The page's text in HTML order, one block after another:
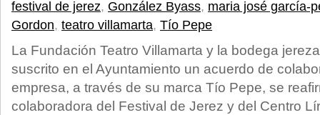
festival de jerez, González Byass, maria josé garcía-
Gordon, teatro villamarta, Tío Pepe
La Fundación Teatro Villamarta y la bodega
suscrito en el Ayuntamiento un acuerdo de
empresa, a través de su marca Tío Pepe, se
colaboradora del Festival de Jerez y del Centro